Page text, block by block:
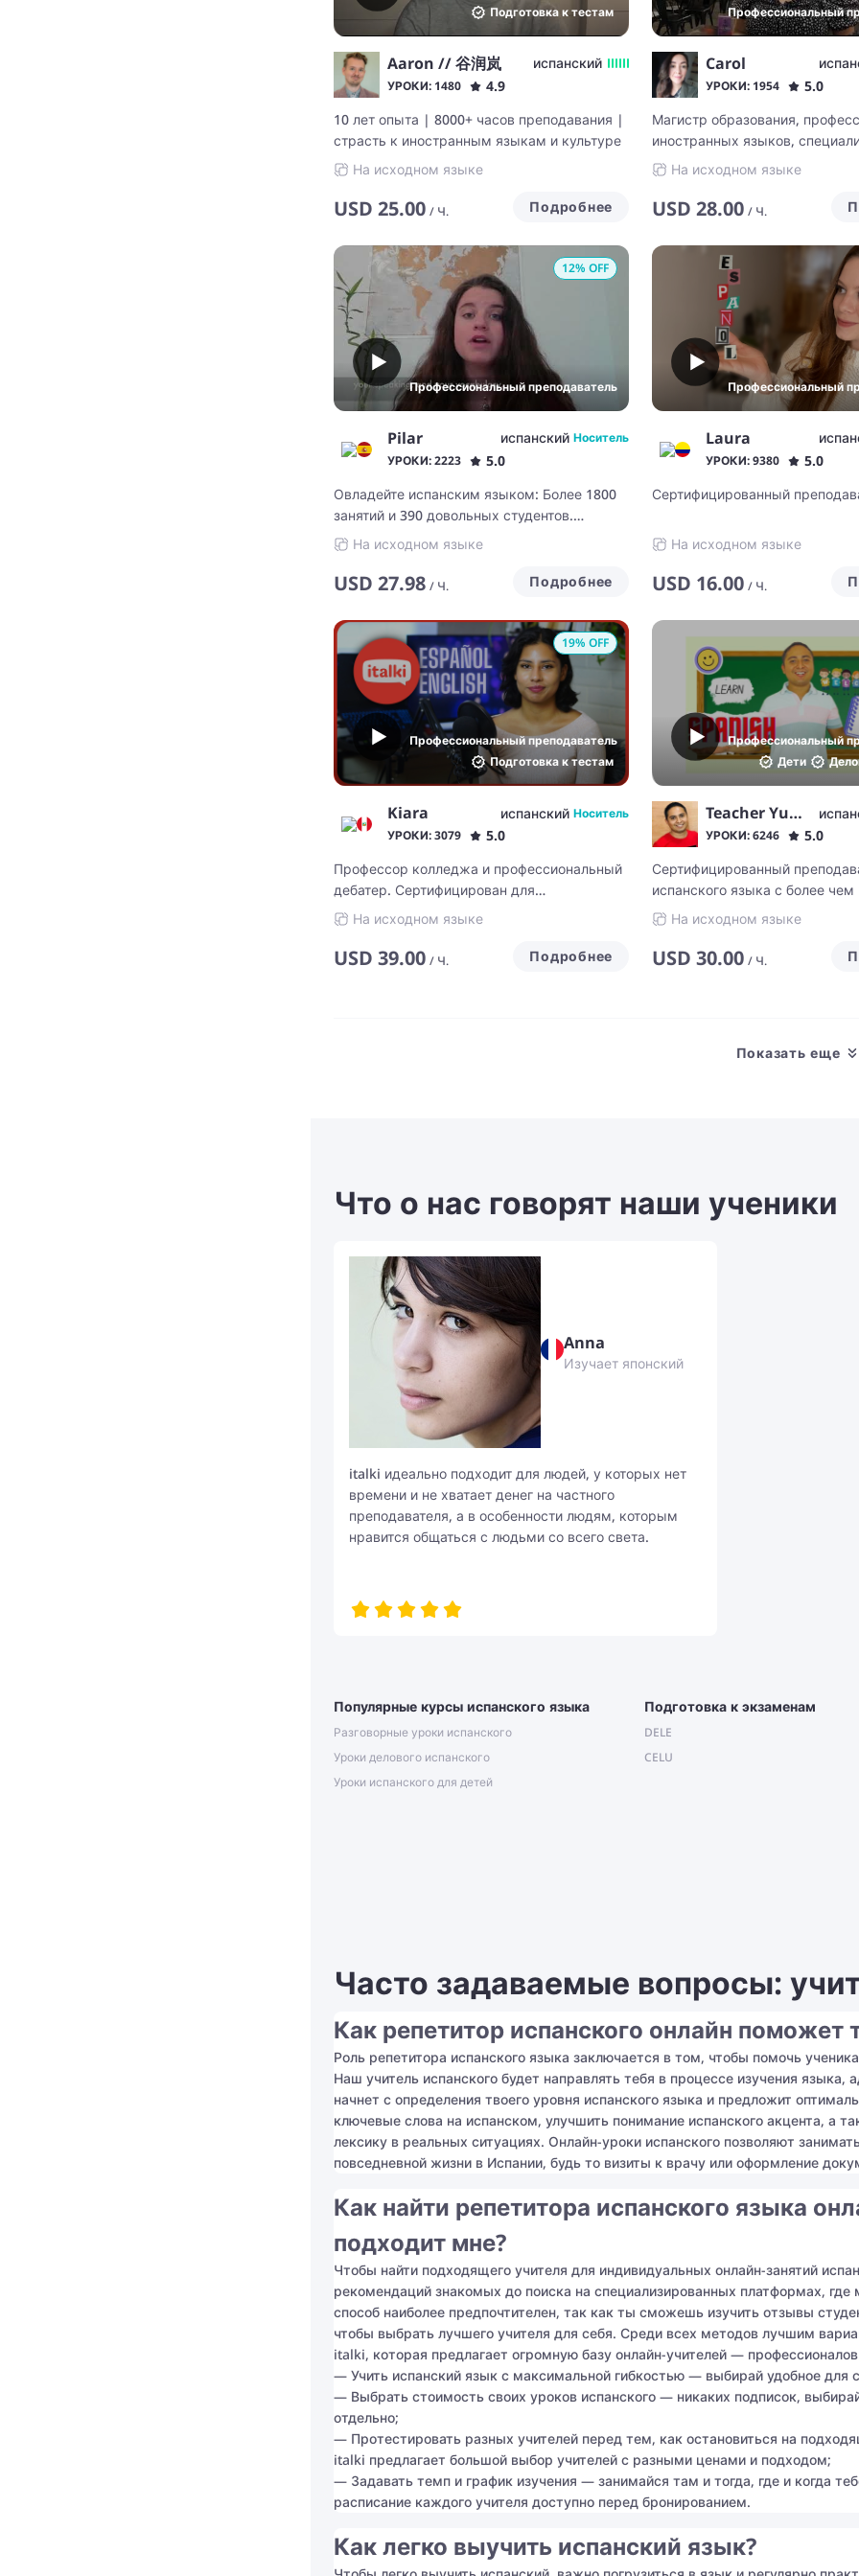
стюардессой, я научилась слушать, четко
общаться и находить общий язык с
представителями разных культур. Я
преподаю в естественной, увлекательной
манере, адаптируясь к потребностям
каждого ученика.
Подготовка к тестам
Aaron // 谷润岚 испанский
УРОКИ: 1480
4.9
10 лет опыта | 8000+ часов преподавания |
страсть к иностранным языкам и культуре
На исходном языке
USD 25.00 / Ч. Подробнее
Профессиональный
Carol
УРОКИ: 1954
5.0
Магистр образования,
иностранных языков,
ТПК, опыт работы 11 лет.
На исходном языке
USD 28.00 / Ч.
Профессиональный преподаватель
12% OFF
Pilar испанский Носитель
УРОКИ: 2223
5.0
Овладейте испанским языком: Более 1800
занятий и 390 довольных студентов.
Индивидуальные занятия (A1-C1)
На исходном языке
USD 27.98 / Ч. Подробнее
Профессиональный
Laura
УРОКИ: 9380
5.0
Сертифицированный
На исходном языке
USD 16.00 / Ч.
Профессиональный преподаватель
Подготовка к тестам
19% OFF
Kiara испанский Носитель
УРОКИ: 3079
5.0
Профессор колледжа и профессиональный
дебатер. Сертифицирован для
преподавания языков.
На исходном языке
USD 39.00 / Ч. Подробнее
Профессиональный
Дети
Teacher Yunue
УРОКИ: 6246
5.0
Сертифицированный
испанского языка с более
опытом работы!
беглости и разговорной речи!
На исходном языке
USD 30.00 / Ч.
Показать еще
Что о нас говорят наши ученики
Anna
Изучает японский
italki идеально подходит для людей, у которых нет
времени и не хватает денег на частного
преподавателя, а в особенности людям, которым
нравится общаться с людьми со всего света.
Популярные курсы испанского языка
Разговорные уроки испанского
Уроки делового испанского
Уроки испанского для детей
Подготовка к экзаменам
DELE
CELU
Часто задаваемые вопросы:
Как репетитор испанского онлайн поможет
Роль репетитора испанского языка заключается в том, чтобы помочь
Наш учитель испанского будет направлять тебя в процессе изучения
начнет с определения твоего уровня испанского языка и предложит
ключевые слова на испанском, улучшить понимание испанского акцента, а
лексику в реальных ситуациях. Онлайн-уроки испанского позволяют
повседневной жизни в Испании, будь то визиты к врачу или оформление
Как найти репетитора испанского языка
подходит мне?
Чтобы найти подходящего учителя для индивидуальных онлайн-занятий
рекомендаций знакомых до поиска на специализированных платформах,
способ наиболее предпочтителен, так как ты сможешь изучить отзывы
чтобы выбрать лучшего учителя для себя. Среди всех методов лучшим
italki, которая предлагает огромную базу онлайн-учителей —
— Учить испанский язык с максимальной гибкостью — выбирай удобное для
— Выбрать стоимость своих уроков испанского — никаких подписок,
отдельно;
— Протестировать разных учителей перед тем, как остановиться на
italki предлагает большой выбор учителей с разными ценами и подходом;
— Задавать темп и график изучения — занимайся там и тогда, где и когда
расписание каждого учителя доступно перед бронированием.
Как легко выучить испанский язык?